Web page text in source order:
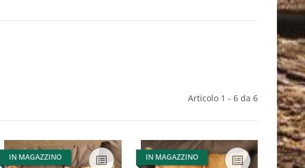
Articolo 1 - 6 da 6
IN MAGAZZINO IN MAGAZZINO